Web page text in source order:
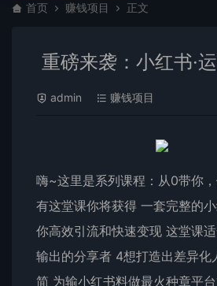
首页 赚钱项目 正文
重磅来袭：小红书·
admin 赚钱项目
嗨~这里是系列课程：从0带你
有这堂课你将获得 一套完整的
你高效引流和快速变现 这堂课
输出的分享者 4想打造出差异
简 为输小红书料做最火种章平